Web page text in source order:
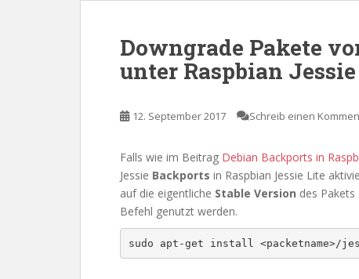
Downgrade Pakete
unter Raspbian
12. September 2017 Schreib einen
Falls wie im Beitrag Debian Backports in
Jessie Backports in Raspbian Jessie Lite
auf die eigentliche Stable Version des Pakets
Befehl genutzt werden.
sudo apt-get install <packetname>/